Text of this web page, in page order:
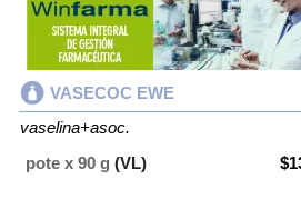
VASECOC EWE
vaselina+asoc.
pote x 90 g (VL)